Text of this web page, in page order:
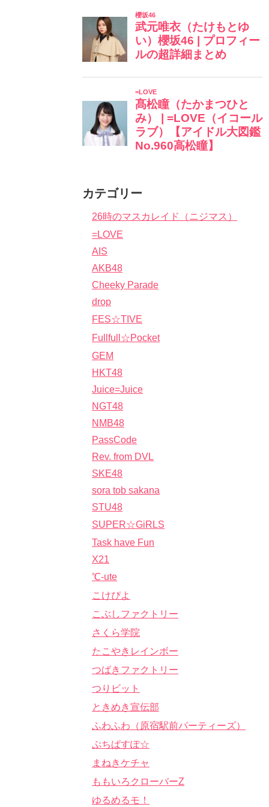
カテゴリー
26時のマスカレイド（ニジマス）
=LOVE
AIS
AKB48
Cheeky Parade
drop
FES☆TIVE
Fullfull☆Pocket
GEM
HKT48
Juice=Juice
NGT48
NMB48
PassCode
Rev. from DVL
SKE48
sora tob sakana
STU48
SUPER☆GiRLS
Task have Fun
X21
℃-ute
こけぴよ
こぶしファクトリー
さくら学院
たこやきレインボー
つばきファクトリー
つりビット
ときめき宣伝部
ふわふわ（原宿駅前パーティーズ）
ぷちぱすぽ☆
まねきケチャ
ももいろクローバーZ
ゆるめるモ！